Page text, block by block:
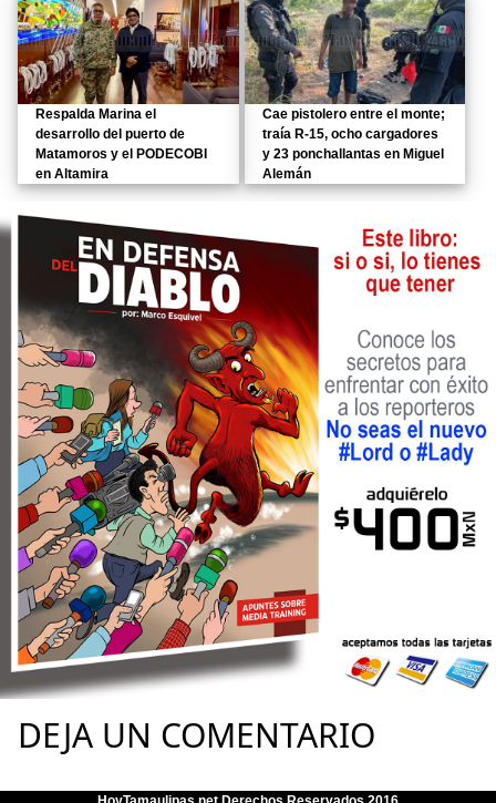
Respalda Marina el
desarrollo del puerto de
Matamoros y el PODECOBI
en Altamira
Cae pistolero entre el monte;
traía R-15, ocho cargadores
y 23 ponchallantas en Miguel
Alemán
DEJA UN COMENTARIO